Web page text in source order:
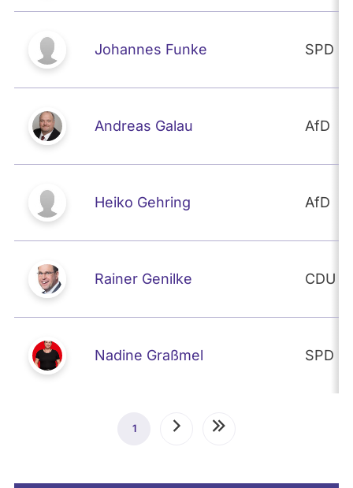
Johannes Funke SPD
Andreas Galau AfD
Heiko Gehring AfD
Rainer Genilke CDU
Nadine Graßmel SPD
Seitennummerierung
Aktuelle
1 NächsteLetzte